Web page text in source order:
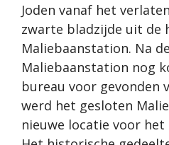
Joden vanaf het
zwarte bladzijde uit de
Maliebaanstation. Na
Maliebaanstation nog
bureau voor gevonden
werd het gesloten
nieuwe locatie voor